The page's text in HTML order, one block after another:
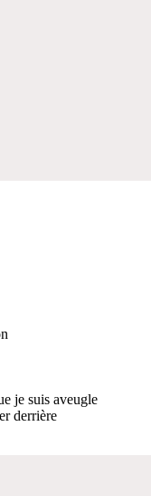
je suis aveugle
derrière